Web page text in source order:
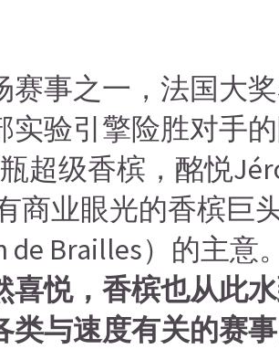
事之一，法国大
验引擎险胜对手的
超级香槟，酩悦
业眼光的香槟巨
de Brailles）的主
喜悦，香槟也从此
与速度有关的赛